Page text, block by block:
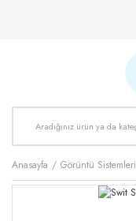
Anasayfa Görüntü Sistemleri